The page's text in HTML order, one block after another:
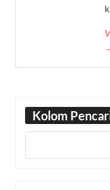
Kolom